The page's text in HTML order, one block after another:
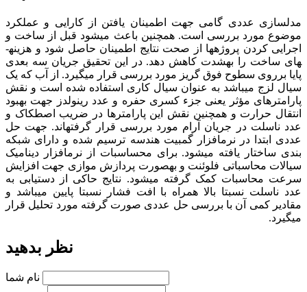
مدل­سازی عددی گامی جهت اطمینان یافتن از کارایی و عملکرد
موضوع مورد بررسی است. همچنین باعث می­شود قبل از ساخت و
اجرایی کردن پروژه­ها از صحت نتایج اطمینان حاصل شود و هزینه­
های ساخت را به­شدت کاهش دهد. در این تحقیق جریان سه بعدی
پایا برروی سطوح فوق گریز مورد بررسی قرار می­گیرد. از آب که یک
سیال لزج می­باشد به عنوان سیال کاری استفاده شده است و نقش
پارامترهای مؤثر یعنی جزء کسری حفره و عدد رینولدز جهت بهبود
انتقال حرارت و همچنین نقش این پارامترها در ضریب اصطکاک و
عدد ناسلت در جریان آرام مورد بررسی قرار گرفته­اند. جهت حل
عددی ابتدا در نرم­افزار گمبیت هندسه ترسیم شده و دارای شبکه
بندی ساختار یافته می­شود. برای محساسبات از نرم­افزار دینامیک
سیالات محاسباتی فلوئنت و به­صورت پردازش موازی جهت افزایش
سرعت محاسبات کمک گرفته می­شود. نتایج حاکی از دست­یابی به
عدد ناسلت نسبتا بالا همراه با افت فشار نسبتا پایین می­باشد و
مقادیر کمی آن با بررسی حل عددی صورت گرفته مورد تحلیل قرار
می­گیرد.
نظر بدهید
نام شما